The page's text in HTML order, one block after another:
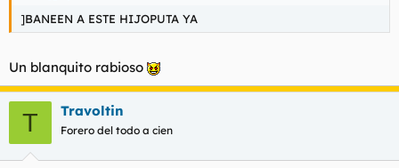
]BANEEN A ESTE HIJOPUTA YA
Un blanquito rabioso
T Travoltin
Forero del todo a cien